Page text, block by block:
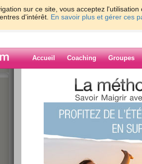
sur ce site, vous acceptez
d'intérêt. En savoir plus et gérer ces
Accueil Coaching Groupes
>
Blog de
Suiv. ›